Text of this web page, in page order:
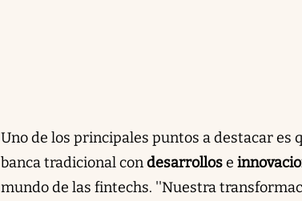
Uno de los principales puntos a destacar es
banca tradicional condesarrollose
mundo de las fintechs. ''Nuestra